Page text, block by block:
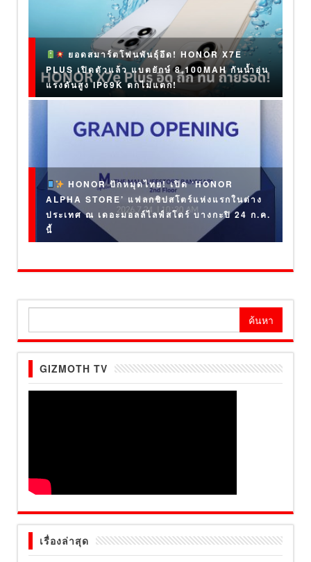
ยอดสมาร์ตโฟนพันธุ์อึด! HONOR X7E
PLUS เปิดตัวแล้ว แบตยักษ์ 8,100MAH กันน้ำอุ่น
แรงดันสูง IP69K ตกไม่แตก!
HONOR ปักหมุดไทย! เปิด ‘HONOR
ALPHA STORE’ แฟลกชิปสโตร์แห่งแรกในต่าง
ประเทศ ณ เดอะมอลล์ไลฟ์สโตร์ บางกะปิ 24 ก.ค.
นี้
GIZMOTH TV
เรื่องล่าสุด